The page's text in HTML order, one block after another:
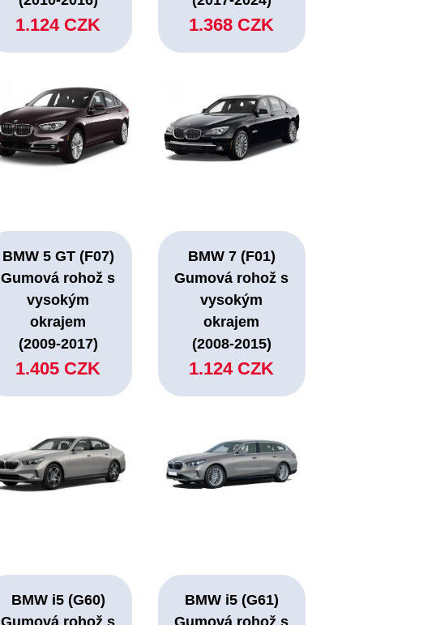
1.124 CZK 1.368 CZK
BMW 5 GT (F07)
Gumová rohož s
vysokým
okrajem
(2009-2017)
1.405 CZK
BMW 7 (F01)
Gumová rohož s
vysokým
okrajem
(2008-2015)
1.124 CZK
BMW i5 (G60)
BMW i5 (G61)